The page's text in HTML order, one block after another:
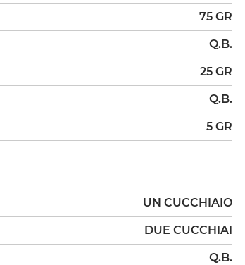
75 GR
Q.B.
25 GR
Q.B.
5 GR
UN CUCCHIAIO
DUE CUCCHIAI
Q.B.